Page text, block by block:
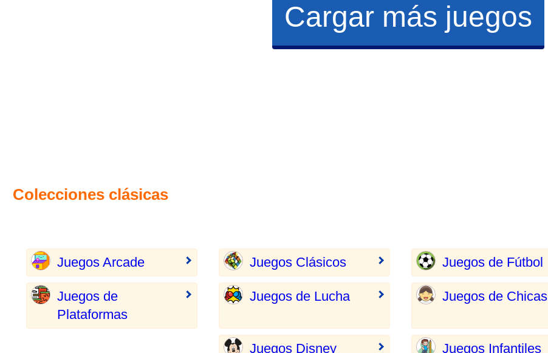
Cargar más juegos
Colecciones clásicas
Juegos Arcade Juegos Clásicos Juegos de Fútbol
Juegos de
Plataformas
Juegos de Lucha Juegos de Chicas
Juegos Disney Juegos Infantiles